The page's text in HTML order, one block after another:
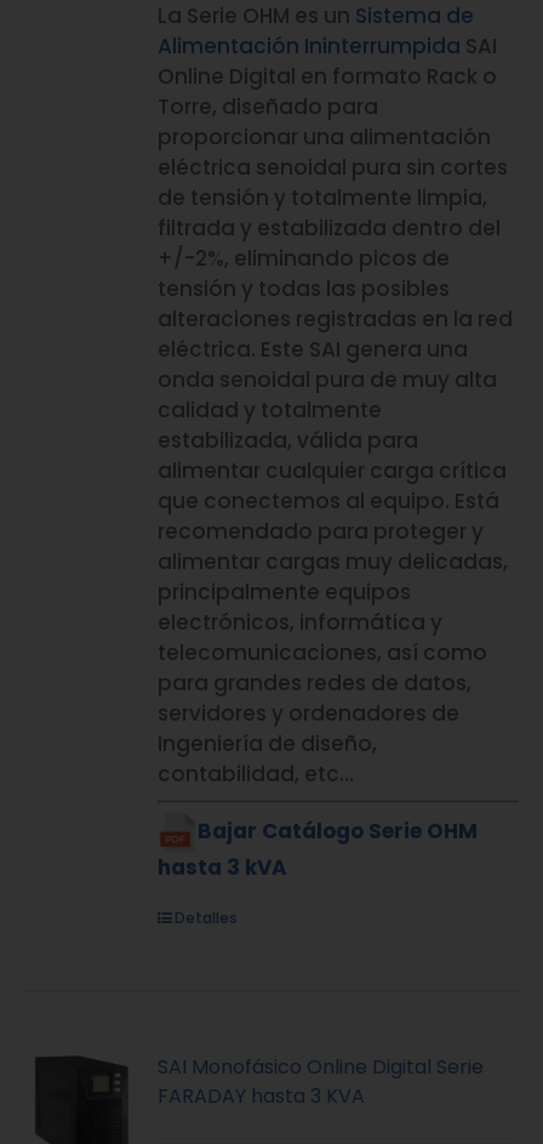
La Serie OHM es un Sistema de
Alimentación Ininterrumpida SAI
Online Digital en formato Rack o
Torre, diseñado para
proporcionar una alimentación
eléctrica senoidal pura sin cortes
de tensión y totalmente limpia,
filtrada y estabilizada dentro del
+/-2%, eliminando picos de
tensión y todas las posibles
alteraciones registradas en la red
eléctrica. Este SAI genera una
onda senoidal pura de muy alta
calidad y totalmente
estabilizada, válida para
alimentar cualquier carga crítica
que conectemos al equipo. Está
recomendado para proteger y
alimentar cargas muy delicadas,
principalmente equipos
electrónicos, informática y
telecomunicaciones, así como
para grandes redes de datos,
servidores y ordenadores de
Ingeniería de diseño,
contabilidad, etc…
Bajar Catálogo Serie OHM
hasta 3 kVA
Detalles
SAI Monofásico Online Digital Serie
FARADAY hasta 3 KVA